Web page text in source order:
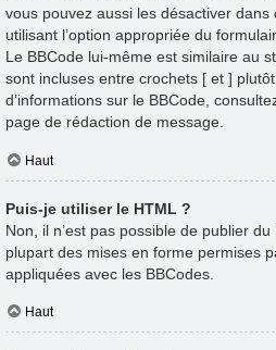
vous pouvez aussi les désactiver
utilisant l’option appropriée du
Le BBCode lui-même est similaire au
sont incluses entre crochets [ et ]
d’informations sur le BBCode,
page de rédaction de message.
Haut
Puis-je utiliser le HTML ?
Non, il n’est pas possible de publier
plupart des mises en forme permises
appliquées avec les BBCodes.
Haut